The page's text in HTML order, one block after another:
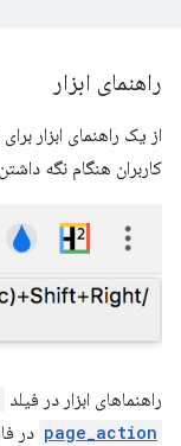
راهنمای ابزار
از یک راهنمای ابزار
کاربران هنگام نگه
راهنماهای ابزار در فیلد
page_action در